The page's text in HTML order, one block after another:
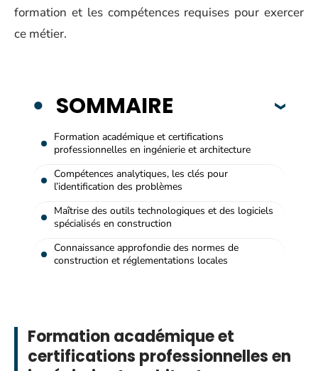
formation et les compétences requises pour exercer
ce métier.
SOMMAIRE
Formation académique et certifications
professionnelles en ingénierie et architecture
Compétences analytiques, les clés pour
l’identification des problèmes
Maîtrise des outils technologiques et des logiciels
spécialisés en construction
Connaissance approfondie des normes de
construction et réglementations locales
Formation académique et
certifications professionnelles en